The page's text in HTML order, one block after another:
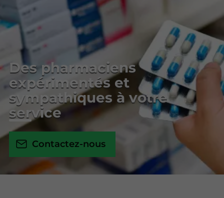
Des pharmaciens
expérimentés et
sympathiques à votre
service
Contactez-nous